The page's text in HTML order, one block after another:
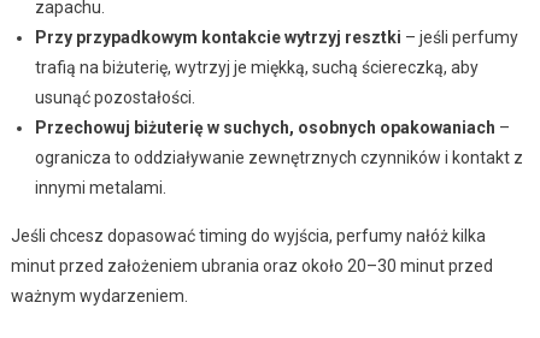
zapachu.
Przy przypadkowym kontakcie wytrzyj resztki – jeśli perfumy
trafią na biżuterię, wytrzyj je miękką, suchą ściereczką, aby
usunąć pozostałości.
Przechowuj biżuterię w suchych, osobnych opakowaniach –
ogranicza to oddziaływanie zewnętrznych czynników i kontakt z
innymi metalami.
Jeśli chcesz dopasować timing do wyjścia, perfumy nałóż kilka
minut przed założeniem ubrania oraz około 20–30 minut przed
ważnym wydarzeniem.